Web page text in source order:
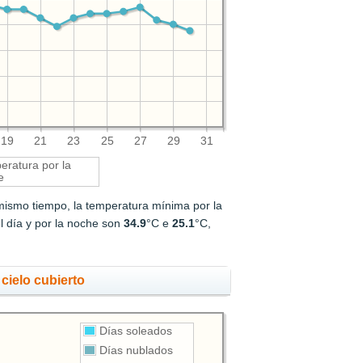
19 21 23 25 27 29 31
por la
tiempo, la temperatura mínima por la
día y por la noche son34.9°C e25.1°C,
cubierto
Días soleados
Días nublados